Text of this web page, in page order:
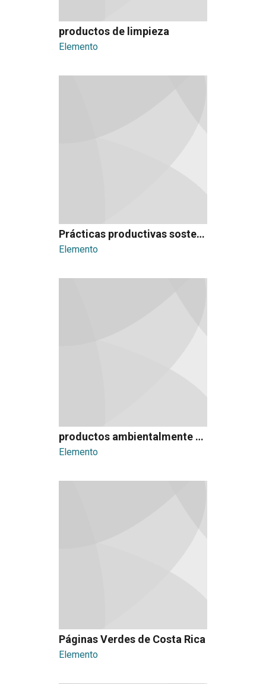
productos de limpieza
Elemento
Prácticas productivas sostenibles
Elemento
productos ambientalmente amigables
Elemento
Páginas Verdes de Costa Rica
Elemento